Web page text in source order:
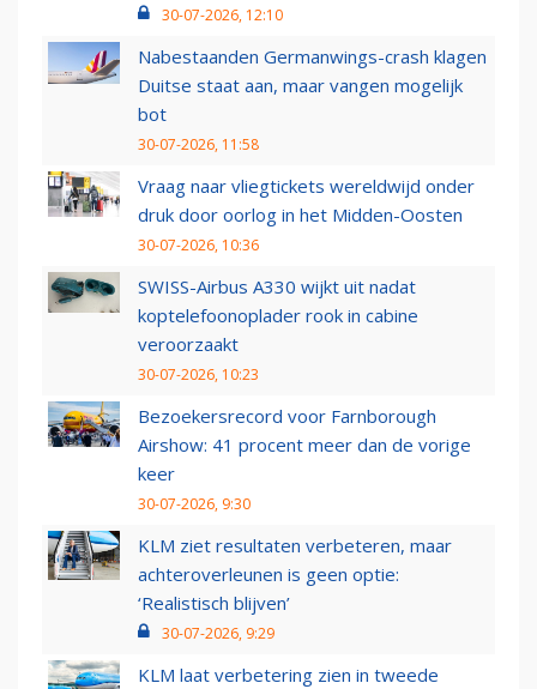
30-07-2026, 12:10
Nabestaanden Germanwings-crash klagen
Duitse staat aan, maar vangen mogelijk
bot
30-07-2026, 11:58
Vraag naar vliegtickets wereldwijd onder
druk door oorlog in het Midden-Oosten
30-07-2026, 10:36
SWISS-Airbus A330 wijkt uit nadat
koptelefoonoplader rook in cabine
veroorzaakt
30-07-2026, 10:23
Bezoekersrecord voor Farnborough
Airshow: 41 procent meer dan de vorige
keer
30-07-2026, 9:30
KLM ziet resultaten verbeteren, maar
achteroverleunen is geen optie:
‘Realistisch blijven’
30-07-2026, 9:29
KLM laat verbetering zien in tweede